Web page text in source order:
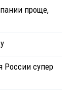
проще,
России супер